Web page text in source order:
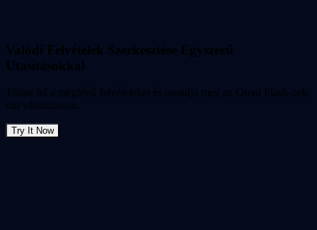
Valódi Felvételek Szerkesztése Egyszerű
Utasításokkal
Töltse fel a meglévő felvételeket és mondja meg az Omni Flash-nek,
mit változtasson.
Try It Now